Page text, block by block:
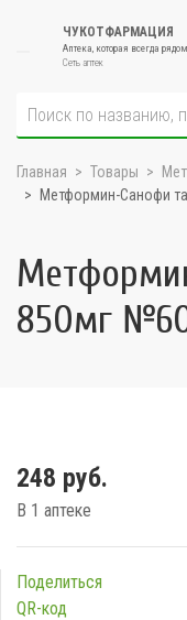
ЧУКОТФАРМАЦИЯ
Аптека, которая всегда рядом
Сеть аптек
Главная Товары
Метформин-Санофи
850мг
248 руб.
В 1 аптеке
Поделиться
QR-код